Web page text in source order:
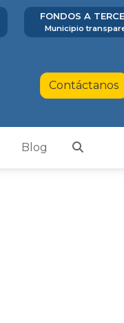
FONDOS A
Municipio
Contáctanos
Blog